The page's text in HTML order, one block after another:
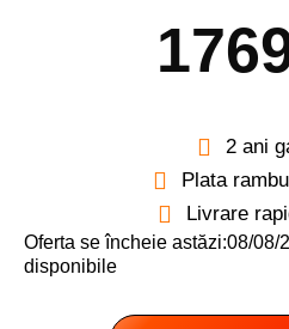
2 ani
Plata
Livrare
Oferta se încheie astăzi:08/08/
disponibile